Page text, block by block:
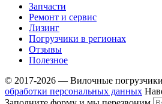
Запчасти
Ремонт и сервис
Лизинг
Погрузчики в регионах
Отзывы
Полезное
© 2017-2026 — Вилочные
обработки персональных данных